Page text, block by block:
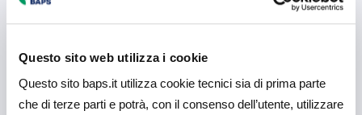
Questo sito web utilizza i cookie
Questo sito baps.it utilizza cookie tecnici sia di prima parte
che di terze parti e potrà, con il consenso dell’utente, utilizzare